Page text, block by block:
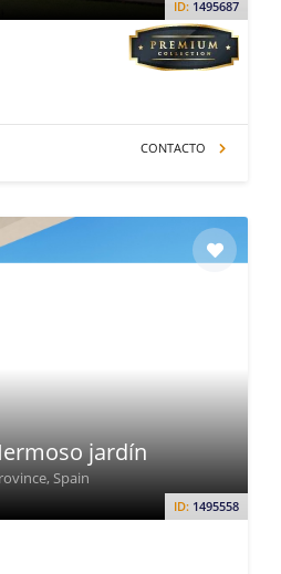
ID: 1495687
CONTACTO
ID: 1495558
jardín
Spain